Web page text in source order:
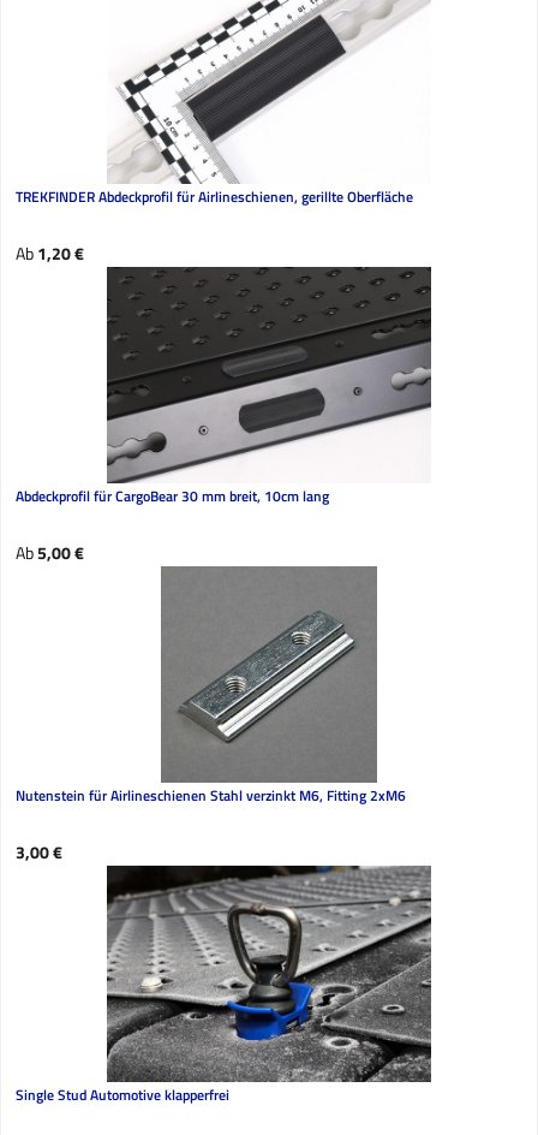
TREKFINDER Abdeckprofil für Airlineschienen, gerillte Oberfläche
Regulärer Preis:
Ab1,20 €
Abdeckprofil für CargoBear 30 mm breit, 10cm lang
Regulärer Preis:
Ab5,00 €
Nutenstein für Airlineschienen Stahl verzinkt M6, Fitting 2xM6
Regulärer Preis:
3,00 €
Single Stud Automotive klapperfrei